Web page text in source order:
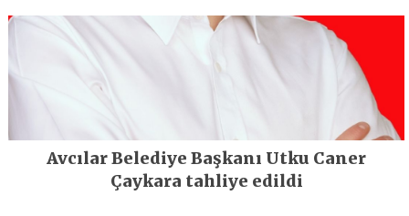
Avcılar Belediye Başkanı Utku Caner
Çaykara tahliye edildi